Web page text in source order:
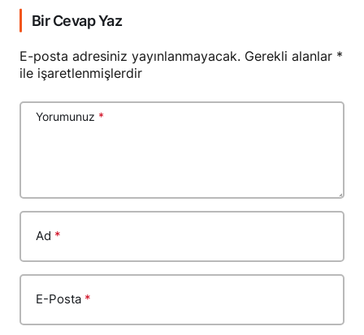
Bir Cevap Yaz
E-posta adresiniz yayınlanmayacak. Gerekli alanlar *
ile işaretlenmişlerdir
Yorumunuz *
Ad *
E-Posta *